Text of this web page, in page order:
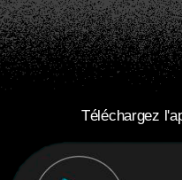
Téléchargez